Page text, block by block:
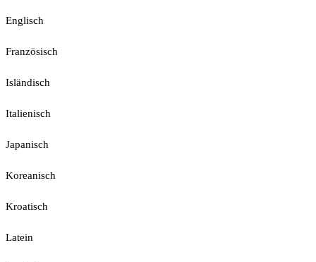
Englisch
Französisch
Isländisch
Italienisch
Japanisch
Koreanisch
Kroatisch
Latein